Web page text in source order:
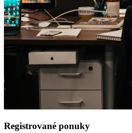
Registrované ponuky